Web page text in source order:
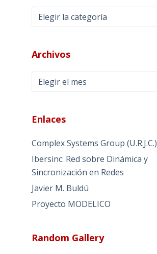
Categorías
Archivos
Archivos
Enlaces
Complex Systems Group (U.R.J.C.)
Ibersinc: Red sobre Dinámica y
Sincronización en Redes
Javier M. Buldú
Proyecto MODELICO
Random Gallery